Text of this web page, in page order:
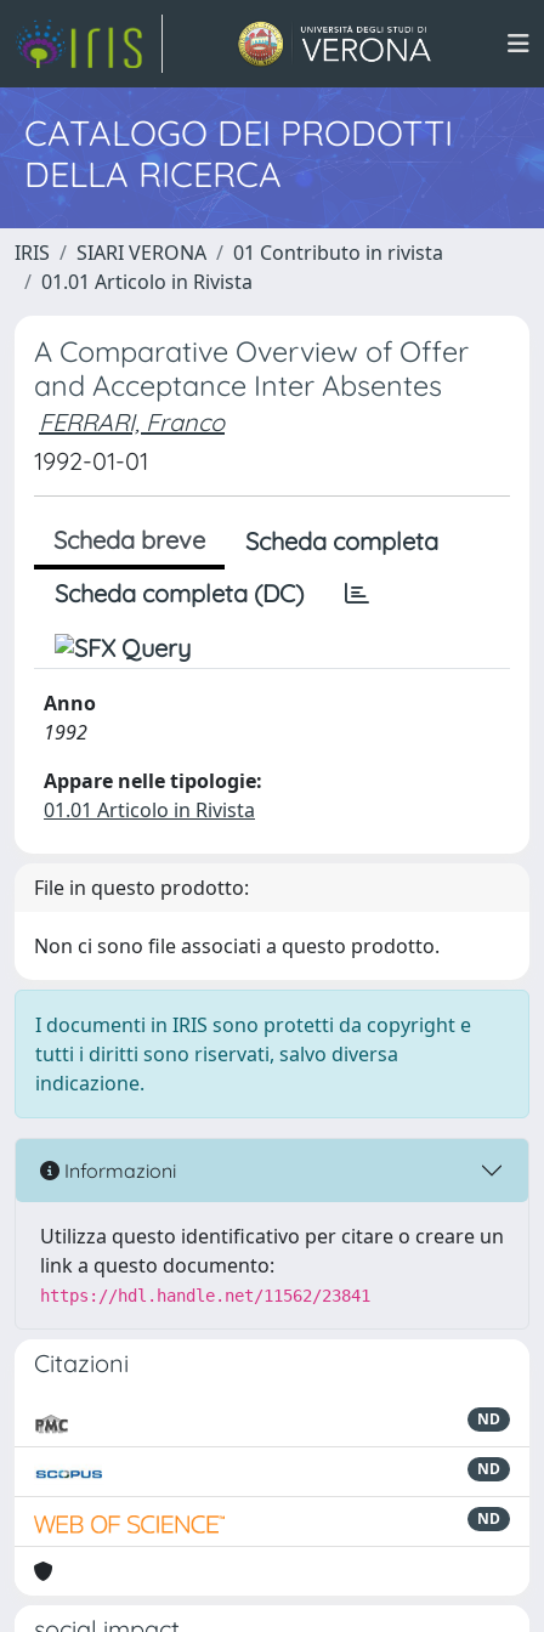
CATALOGO DEI PRODOTTI
DELLA RICERCA
IRIS SIARI VERONA
01 Contributo in rivista
01.01 Articolo in Rivista
A Comparative Overview of Offer
and Acceptance Inter Absentes
FERRARI, Franco
1992-01-01
Scheda breve
Scheda completa
Scheda completa (DC)
Anno
1992
Appare nelle tipologie:
01.01 Articolo in Rivista
File in questo prodotto:
Non ci sono file associati a questo prodotto.
I documenti in IRIS sono protetti da copyright e
tutti i diritti sono riservati, salvo diversa
indicazione.
Informazioni
Utilizza questo identificativo per citare o creare un
link a questo documento:
https://hdl.handle.net/11562/23841
Citazioni
ND
ND
ND